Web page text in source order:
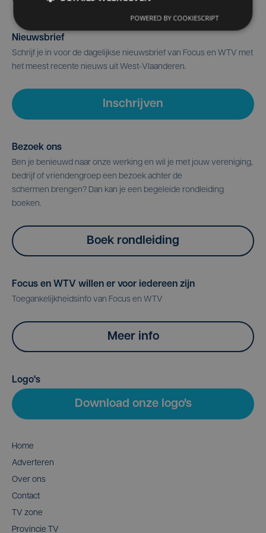
Nieuwsbrief
Schrijf je in voor de dagelijkse nieuwsbrief van Focus en WTV met
het meest recente nieuws uit West-Vlaanderen.
Inschrijven
Bezoek ons
Ben je benieuwd naar onze werking en wil je met jouw vereniging,
bedrijf of vriendengroep een bezoek achter de
schermen brengen? Dan kan je een begeleide rondleiding
boeken.
Boek rondleiding
Focus en WTV willen er voor iedereen zijn
Toegankelijkheidsinfo van Focus en WTV
Meer info
Logo's
Download onze logo's
Home
Adverteren
Over ons
Contact
TV zone
Provincie TV
POWERED BY COOKIESCRIPT